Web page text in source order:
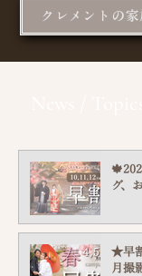
クレメントの
グ、
★早
月撮